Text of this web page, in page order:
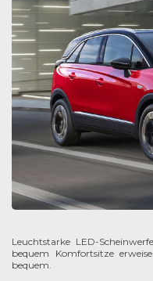
Leuchtstarke LED-
bequem Komfortsitze
bequem.